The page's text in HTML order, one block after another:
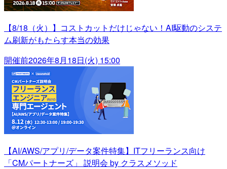
【8/18（火）】コストカットだけじゃない！AI駆動のシステ
ム刷新がもたらす本当の効果
開催前2026年8月18日(火) 15:00
【AI/AWS/アプリ/データ案件特集】ITフリーランス向け
「CMパートナーズ」 説明会 by クラスメソッド